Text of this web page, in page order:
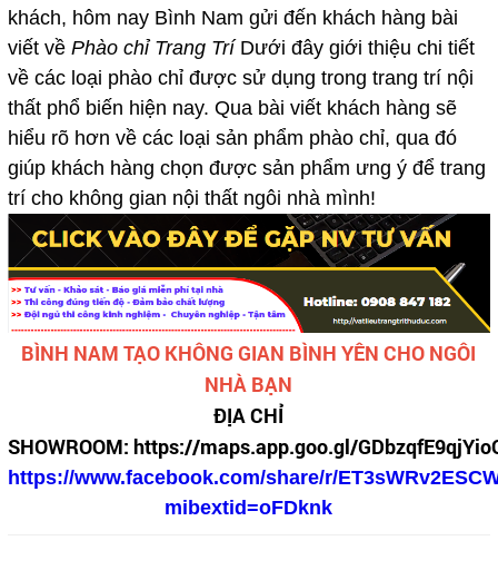
khách, hôm nay Bình Nam gửi đến khách hàng bài
viết về Phào chỉ Trang TríDưới đây giới thiệu chi tiết
về các loại phào chỉ được sử dụng trong trang trí nội
thất phổ biến hiện nay. Qua bài viết khách hàng sẽ
hiểu rõ hơn về các loại sản phẩm phào chỉ, qua đó
giúp khách hàng chọn được sản phẩm ưng ý để trang
trí cho không gian nội thất ngôi nhà mình!
BÌNH NAM TẠO KHÔNG GIAN BÌNH YÊN CHO NGÔI
NHÀ BẠN
ĐỊA CHỈ
SHOWROOM: https://maps.app.goo.gl/
https://www.facebook.com/share/r/
mibextid=oFDknk